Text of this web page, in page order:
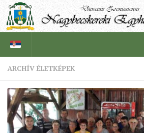
PÜSPÖK
TÖRTÉNELEM
ARCHÍV ÉLETKÉPEK